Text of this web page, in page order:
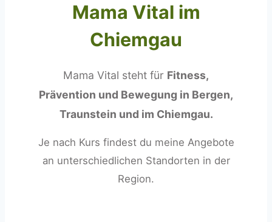
Mama Vital im
Chiemgau
Mama Vital steht für Fitness,
Prävention und Bewegung in Bergen,
Traunstein und im Chiemgau.
Je nach Kurs findest du meine Angebote
an unterschiedlichen Standorten in der
Region.